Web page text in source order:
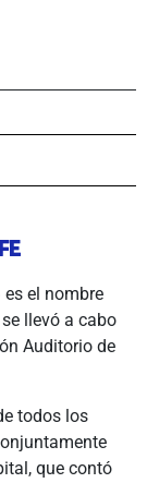
el nombre
llevó a cabo
Auditorio de
todos los
que contó